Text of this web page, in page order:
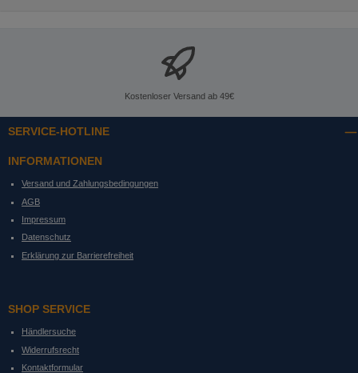
Kostenloser Versand ab 49€
SERVICE-HOTLINE
INFORMATIONEN
Versand und Zahlungsbedingungen
AGB
Impressum
Datenschutz
Erklärung zur Barrierefreiheit
SHOP SERVICE
Händlersuche
Widerrufsrecht
Kontaktformular